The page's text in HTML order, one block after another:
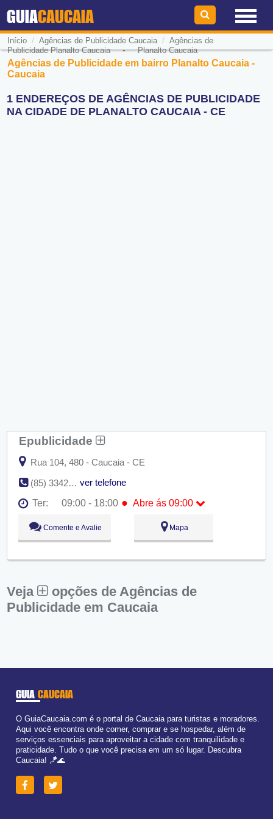
GUIACAUCAIA
Início / Agências de Publicidade Caucaia/ Agências de
Publicidade Planalto Caucaia-Planalto Caucaia
Agências de Publicidade em bairro Planalto Caucaia -
Caucaia
1 ENDEREÇOS DE AGÊNCIAS DE PUBLICIDADE
NA CIDADE DE PLANALTO CAUCAIA - CE
Epublicidade
Rua 104, 480 - Caucaia - CE
(85) 3342-6815 / (85) 8650-0180
ver telefone
Ter:
09:00 - 18:00 ● Abre ás 09:00
Seg:
Ter:
09:00 - 18:00
Abre ás 09:00
Qua:
09:00 - 18:00
Sex:
09:00 - 18:00
Dom:
Fechado
Comente e Avalie Mapa
Veja
opções de Agências de
Publicidade em Caucaia
GUIA CAUCAIA
O GuiaCaucaia.com é o portal de Caucaia para turistas e moradores.
Aqui você encontra onde comer, comprar e se hospedar, além de
serviços essenciais para aproveitar a cidade com tranquilidade e
praticidade. Tudo o que você precisa em um só lugar. Descubra
Caucaia! 🪁🌊